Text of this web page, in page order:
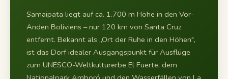
Samaipata liegt auf ca. 1.700 m Höhe in den Vor-
Anden Boliviens – nur 120 km von Santa Cruz
entfernt. Bekannt als „Ort der Ruhe in den Höhen",
ist das Dorf idealer Ausgangspunkt für Ausflüge
zum UNESCO-Weltkulturerbe El Fuerte, dem